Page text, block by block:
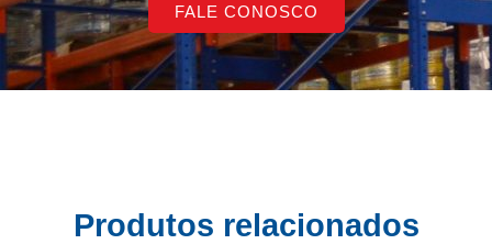
FALE CONOSCO
Produtos relacionados